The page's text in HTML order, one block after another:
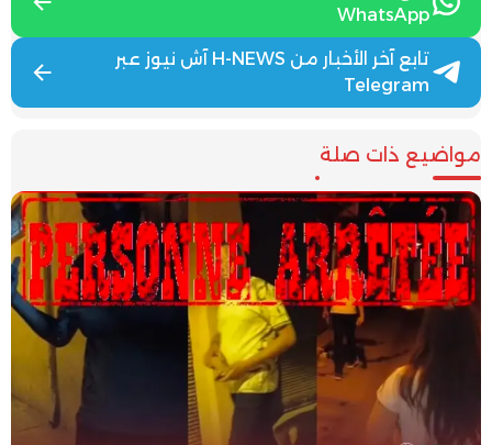
WhatsApp
تابع آخر الأخبار من H-NEWS آش نيوز عبر
Telegram
مواضيع ذات صلة